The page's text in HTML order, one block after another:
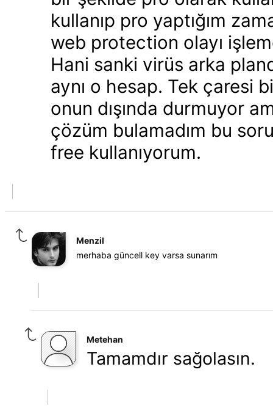
kullanıp pro yaptığım
web protection olayı
Hani sanki virüs arka
aynı o hesap. Tek çaresi
onun dışında durmuyor
çözüm bulamadım bu
free kullanıyorum.
Menzil
merhaba güncell key varsa sunarım
Metehan
Tamamdır sağolasın.